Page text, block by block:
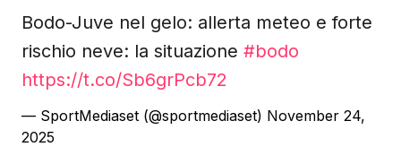
Bodo-Juve nel gelo: allerta meteo e forte
rischio neve: la situazione #bodo
https://t.co/Sb6grPcb72
— SportMediaset (@sportmediaset) November 24,
2025